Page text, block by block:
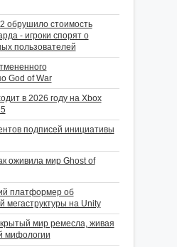
обрушило стоимость
- игроки спорят о
пользователей
God of War
в 2026 году на Xbox
подписей инициативы
оживила мир Ghost of
платформер об
мегаструктуры на Unity
мир ремесла, живая
мифологии